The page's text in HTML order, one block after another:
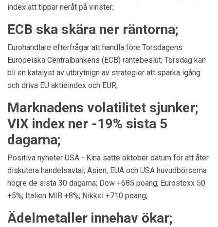
index att tippar neråt på vinster;
ECB ska skära ner räntorna;
Eurohandlare efterfrågar att handla före Torsdagens
Europeiska Centralbankens (ECB) räntebeslut; Torsdag kan
bli en katalyst av utbrytnign av strategier att sparka igång
och driva EU aktieindex och EUR;
Marknadens volatilitet sjunker;
VIX index ner -19% sista 5
dagarna;
Positiva nyheter USA - Kina satte oktober datum för att åter
diskutera handelsavtal; Asien, EUA och USA huvudbörserna
högre de sista 30 dagarna; Dow +685 poäng; Eurostoxx 50
+5%; Italien MIB +8%; Nikkei +710 poäng;
Ädelmetaller innehav ökar;